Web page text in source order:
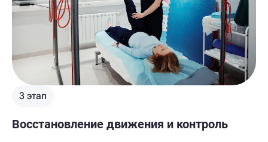
3 этап
Восстановление движения и контроль